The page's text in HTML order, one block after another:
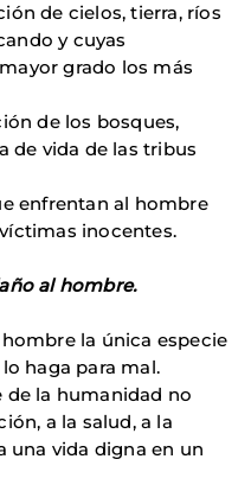
de cielos, tierra, ríos
y cuyas
grado los más
de los bosques,
de vida de las tribus
enfrentan al hombre
inocentes.
al hombre.
la única especie
haga para mal.
de la humanidad no
a la salud, a la
una vida digna en un